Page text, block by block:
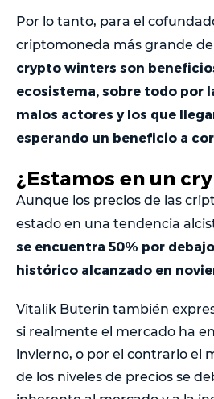
Por lo tanto, para el
criptomoneda más grande
crypto winters son
ecosistema, sobre todo por
malos actores y los que
esperando un beneficio a
¿Estamos en un
Aunque los precios de las
estado en una tendencia
se encuentra 50% por
histórico alcanzado en
Vitalik Buterin también
si realmente el mercado ha
invierno, o por el contrario el
de los niveles de precios se